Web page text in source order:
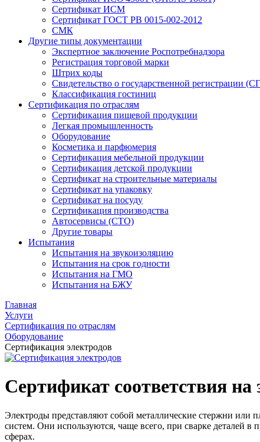
Сертификат ИСМ
Сертификат ГОСТ РВ 0015-002-2012
СМК
Другие типы документации
Экспертное заключение Роспотребнадзора
Регистрация торговой марки
Штрих коды
Свидетельство о государственной регистрации
Классификация гостиниц
Сертификация по отраслям
Сертификация пищевой продукции
Легкая промышленность
Оборудование
Косметика и парфюмерия
Сертификация мебельной продукции
Сертификация детской продукции
Сертификат на строительные материалы
Сертификат на упаковку
Сертификат на посуду
Сертификация производства
Автосервисы (СТО)
Другие товары
Испытания
Испытания на звукоизоляцию
Испытания на срок годности
Испытания на ГМО
Испытания на БЖУ
Главная
Услуги
Сертификация по отраслям
Оборудование
Сертификация электродов
Сертификат соответствия
Электроды представляют собой металлические стержни или
систем. Они используются, чаще всего, при сварке деталей
сферах.